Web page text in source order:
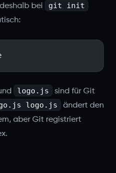
bei
git init
logo.js
sind für Git
logo.js
ändert den
aber Git registriert